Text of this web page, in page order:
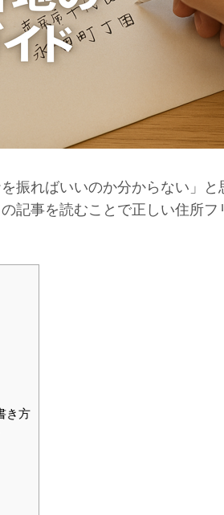
振ればいいのか分からない」
記事を読むことで正しい住所
き方